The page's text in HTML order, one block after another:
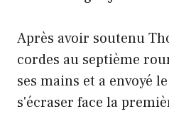
Après avoir soutenu
cordes au septième
ses mains et a envoyé
s'écraser face la